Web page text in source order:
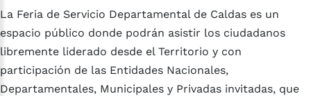
La Feria de Servicio Departamental de Caldas es un
espacio público donde podrán asistir los ciudadanos
libremente liderado desde el Territorio y con
participación de las Entidades Nacionales,
Departamentales, Municipales y Privadas invitadas, que